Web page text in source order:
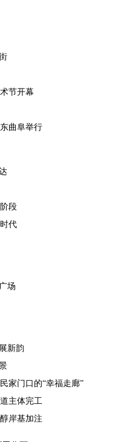
节开幕
曲阜举行
段
代
场
新韵
家门口的“幸福走廊”
主体完工
岸基加注